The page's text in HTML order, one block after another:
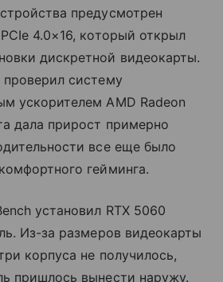
предусмотрен
4.0×16, который открыл
дискретной видеокарты.
проверил систему
ускорителем AMD Radeon
дала прирост примерно
все еще было
гейминга.
установил RTX 5060
Из-за размеров видеокарты
корпуса не получилось,
пришлось вынести наружу.